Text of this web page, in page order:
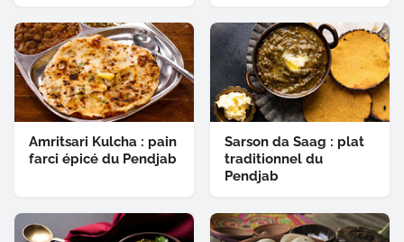
Amritsari Kulcha : pain
farci épicé du Pendjab
Sarson da Saag : plat
traditionnel du
Pendjab